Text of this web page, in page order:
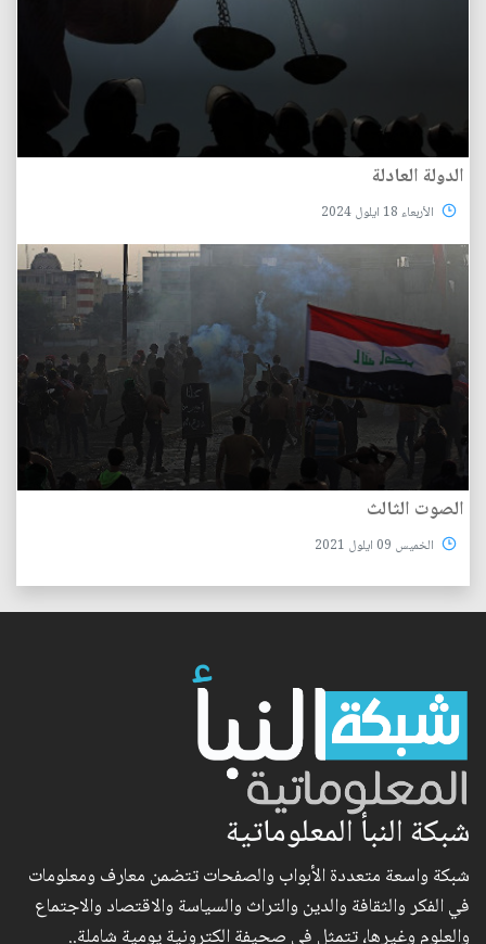
الدولة العادلة
الأربعاء 18 ايلول 2024
الصوت الثالث
الخميس 09 ايلول 2021
شبكة النبأ المعلوماتية
شبكة واسعة متعددة الأبواب والصفحات تتضمن معارف ومعلومات
في الفكر والثقافة والدين والتراث والسياسة والاقتصاد والاجتماع
والعلوم وغيرها، تتمثل في صحيفة الكترونية يومية شاملة..